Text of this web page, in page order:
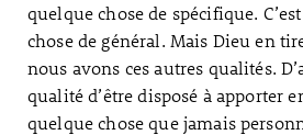
quelque chose de spécifique.
chose de général. Mais Dieu en
nous avons ces autres qualités.
qualité d’être disposé à apporter
quelque chose que jamais